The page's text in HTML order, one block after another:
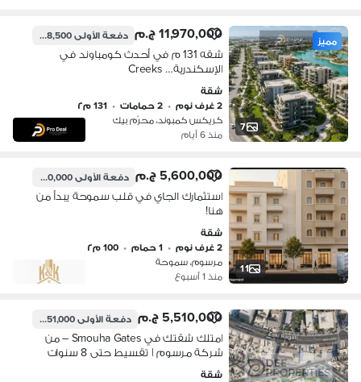
7
مميز 11,970,000 ج.م دفعة الأولى598,500 ج.م
شقه 131 م في أحدث كومباوند في
الإسكندرية… Creeks
شقة
2 غرف نوم
• 2 حمامات • 131 م٢
كريكس كمبوند، محرّم بيك
منذ 6 أيام
11
5,600,000 ج.م دفعة الأولى280,000 ج.م
استثمارك الجاي في قلب سموحة يبدأ من
هنا!
شقة
2 غرف نوم
• 1 حمام • 100 م٢
مرسوم، سموحة
منذ 1 أسبوع
5,510,000 ج.م دفعة الأولى551,000 ج.م
امتلك شقتك في Smouha Gates – من
شركة مرسوم | تقسيط حتى 8 سنوات
شقة